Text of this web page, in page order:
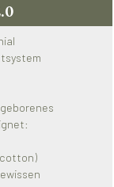
cotton)